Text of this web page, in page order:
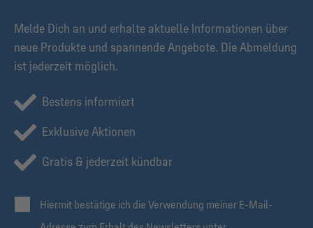
Melde Dich an und erhalte aktuelle Informationen über
neue Produkte und spannende Angebote. Die Abmeldung
ist jederzeit möglich.
Bestens informiert
Exklusive Aktionen
Gratis & jederzeit kündbar
Hiermit bestätige ich die Verwendung meiner E-Mail-